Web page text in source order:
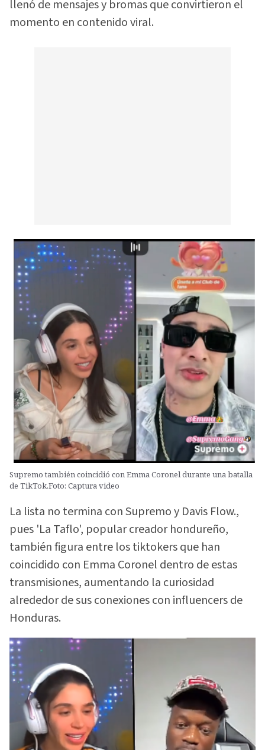
llenó de mensajes y bromas que convirtieron el
momento en contenido viral.
Supremo también coincidió con Emma Coronel durante una batalla
de TikTok.Foto: Captura video
La lista no termina con Supremo y Davis Flow.,
pues 'La Taflo', popular creador hondureño,
también figura entre los tiktokers que han
coincidido con Emma Coronel dentro de estas
transmisiones, aumentando la curiosidad
alrededor de sus conexiones con influencers de
Honduras.